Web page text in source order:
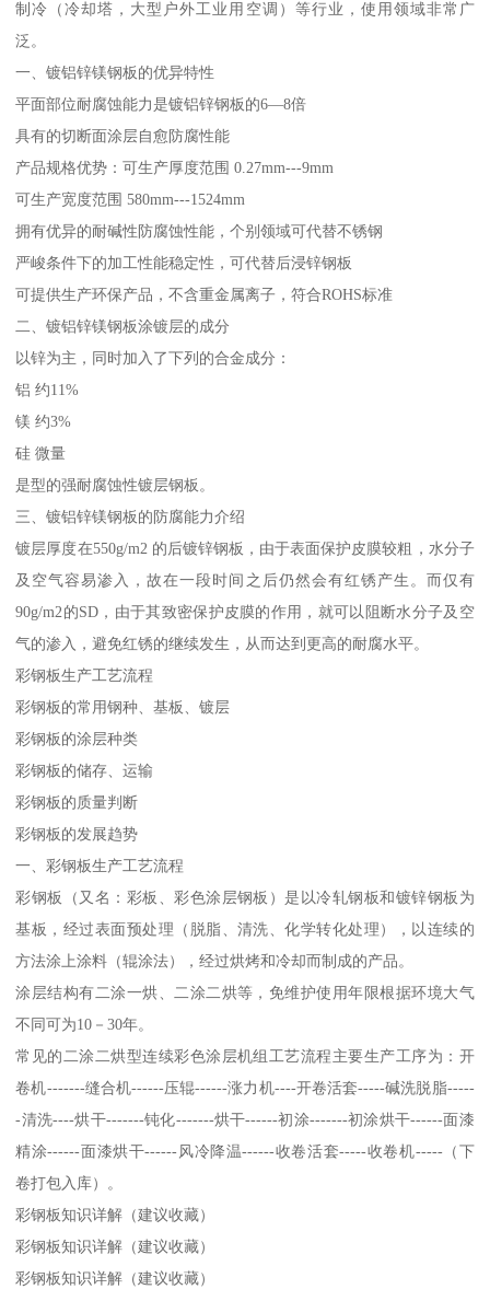
制冷（冷却塔，大型户外工业用空调）等行业，使用领域非常广
泛。
一、镀铝锌镁钢板的优异特性
平面部位耐腐蚀能力是镀铝锌钢板的6—8倍
具有的切断面涂层自愈防腐性能
产品规格优势：可生产厚度范围 0.27mm---9mm
可生产宽度范围 580mm---1524mm
拥有优异的耐碱性防腐蚀性能，个别领域可代替不锈钢
严峻条件下的加工性能稳定性，可代替后浸锌钢板
可提供生产环保产品，不含重金属离子，符合ROHS标准
二、镀铝锌镁钢板涂镀层的成分
以锌为主，同时加入了下列的合金成分：
铝 约11%
镁 约3%
硅 微量
是型的强耐腐蚀性镀层钢板。
三、镀铝锌镁钢板的防腐能力介绍
镀层厚度在550g/m2 的后镀锌钢板，由于表面保护皮膜较粗，水分子
及空气容易渗入，故在一段时间之后仍然会有红锈产生。而仅有
90g/m2的SD，由于其致密保护皮膜的作用，就可以阻断水分子及空
气的渗入，避免红锈的继续发生，从而达到更高的耐腐水平。
彩钢板生产工艺流程
彩钢板的常用钢种、基板、镀层
彩钢板的涂层种类
彩钢板的储存、运输
彩钢板的质量判断
彩钢板的发展趋势
一、彩钢板生产工艺流程
彩钢板（又名：彩板、彩色涂层钢板）是以冷轧钢板和镀锌钢板为
基板，经过表面预处理（脱脂、清洗、化学转化处理），以连续的
方法涂上涂料（辊涂法），经过烘烤和冷却而制成的产品。
涂层结构有二涂一烘、二涂二烘等，免维护使用年限根据环境大气
不同可为10－30年。
常见的二涂二烘型连续彩色涂层机组工艺流程主要生产工序为：开
卷机-------缝合机------压辊------涨力机----开卷活套-----碱洗脱脂-----
-清洗----烘干-------钝化-------烘干------初涂-------初涂烘干------面漆
精涂------面漆烘干------风冷降温------收卷活套-----收卷机-----（下
卷打包入库）。
彩钢板知识详解（建议收藏）
彩钢板知识详解（建议收藏）
彩钢板知识详解（建议收藏）